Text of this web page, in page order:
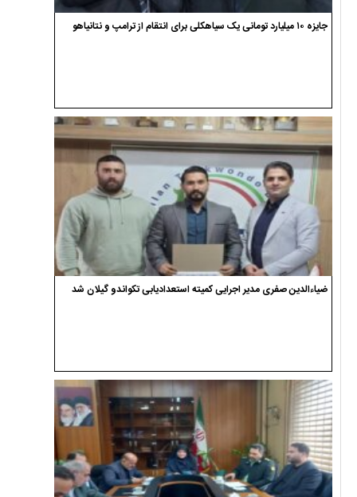
جایزه ۱۰ میلیارد تومانی یک سیاهکلی برای انتقام از ترامپ و نتانیاهو
ضیاءالدین صفری مدیر اجرایی کمیته استعدادیابی تکواندو گیلان شد